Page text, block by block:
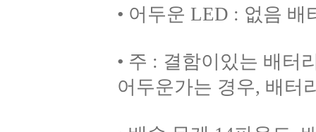
• 어두운 LED : 없음 배
• 주 : 결함이있는 배터
어두운가는 경우, 배터